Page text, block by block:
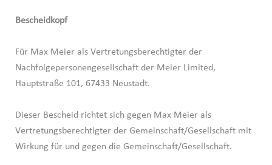
Bescheidkopf
Für Max Meier als Vertretungsberechtigter der
Nachfolgepersonengesellschaft der Meier Limited,
Hauptstraße 101, 67433 Neustadt.
Dieser Bescheid richtet sich gegen Max Meier als
Vertretungsberechtigter der Gemeinschaft/Gesellschaft mit
Wirkung für und gegen die Gemeinschaft/Gesellschaft.